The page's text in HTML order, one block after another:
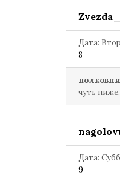
Дата:
8
чуть
Дата:
9